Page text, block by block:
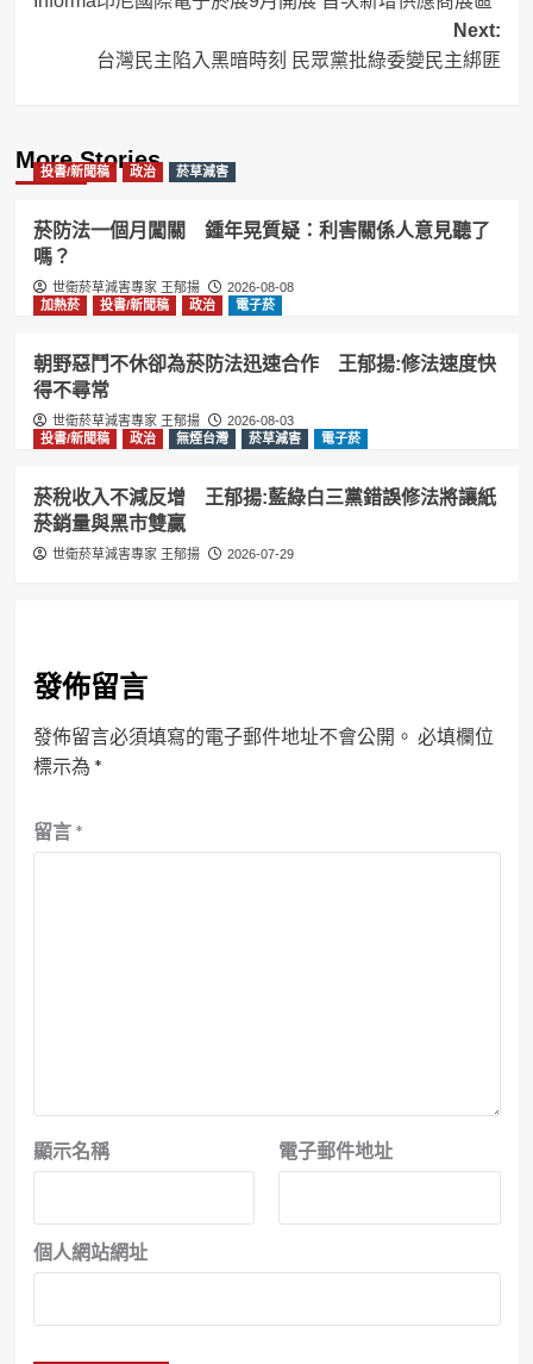
navigation
Next:
台灣民主陷入黑暗時刻 民眾黨批綠委變民主綁匪
More Stories
投書/新聞稿 政治 菸草減害
菸防法一個月闖關 鍾年晃質疑：利害關係人意見聽了
嗎？
世衛菸草減害專家 王郁揚
2026-08-08
加熱菸
投書/新聞稿 政治 電子菸
朝野惡鬥不休卻為菸防法迅速合作 王郁揚:修法速度快
得不尋常
世衛菸草減害專家 王郁揚
2026-08-03
投書/新聞稿
政治 無煙台灣 菸草減害 電子菸
菸稅收入不減反增 王郁揚:藍綠白三黨錯誤修法將讓紙
菸銷量與黑市雙贏
世衛菸草減害專家 王郁揚 2026-07-29
發佈留言
發佈留言必須填寫的電子郵件地址不會公開。 必填欄位
標示為 *
留言 *
顯示名稱 電子郵件地址
個人網站網址